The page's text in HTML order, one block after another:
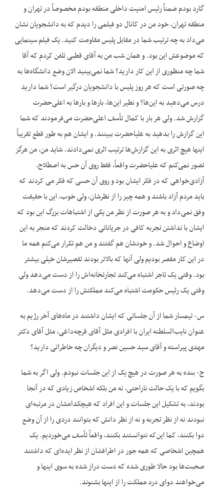
گارد بودم ضمناً رئیس امنیت داخلی منطقه بودم مخصوصاً در تهران و
منطقه تهران، خود من در کانال دو فیلمی را دیدم که به دانشجویان نشان
می‌داد به چه ترتیب شما در مقابل پلیس مقاومت کنید. یک فیلم سینمایی
که موضوعش این بود. و همان شب من به آقای قطبی تلفن کردم که آقا
شما چه منظوری از این کار دارید؟ شما نمی‌بینید الان وضع دانشگاه‌ها به
چه صورتی است که هر روز پلیس با دانشجویان درگیر است؟ شما دارید
درس می‌دهید به این‌ها؟ و نظیر این‌ها، بارها و بارها به اعلی‌حضرت
گزارش شد. ولی هر بار با کمال تأسف اعلی‌حضرت می‌فرمودند که شما
این گزارش را بدهید به علیاحضرت ببینند. و ایشان هم به طور قطع تقریباً
اینها هیچ اثری به این گزارش‌ها ترتیب اثری نمی‌دادند. شاید من، من هرگز
تصور نمی‌کنم که علیاحضرت واقعاً، فقط روی آن حس به اصطلاح،
آزادی‌خواهی که در فکر ایشان بود و روی آن حسی که فکر می کردند که
باید مردم آزاد باشند و همه چیز را از نظرشان، ولی خوب، این با حقیقت
وفق نمی‌داد و به هر صورت از نظر من یکی از اشتباهات بزرگ این بود که
ایشان با نداشتن تجربه کافی در جریاناتی دخالت کردند که منجر به این
اوضاع و احوال شد. و خودشان هم گفتند و من هم تکرار می‌کنم همه ما
در این کار مقصر بودیم ولی آنها که بالاتر بودند تقصیرشان خیلی بیشتر
بود. وقتی یک تاجر اشتباه می‌کند تجارتخانه‌اش را از دست می‌دهد ولی
وقتی یک رئیس حکومت اشتباه می‌کند مملکتش را از دست می‌دهد.
س- تیمسار شما از آن جلساتی که ایشان داشتند در ماه‌‌های آخر رژیم به
عنوان نایب‌السلطنه ایران با افرادی مثل آقای قرچه‌داغی، مثل آقای دکتر
مهدی پیراسته و آقای سید حسین نصر و دیگران چه خاطراتی دارید؟
ج- بنده به هر صورت در هیچ یک از این جلسات نبودم. ولی اگر به شما
بگویم که با یک حالت ناراحتی، نه من بلکه اشخاص زیادی که در آنجا
بودند، به تشکیل این جلسات و این افراد که هیچکدامشان در مرتبه‌ای
نبودند نه از نظر تجربه و نه از نظر دانش که بتوانند دردی را از آن وضع
دوا بکنند، کما این‌که نتوانستند بکنند، واقعاً تأسف می‌خوردیم. یک
همچین اشخاصی که همه جور در اطرافشان از نظر ایده‌ای که داشتند
صحبت‌ها بود حالا طوری شده که دست دراز شده به سوی اینها و
می‌خواهند دوای درد مملکت را از اینها بشنوند.